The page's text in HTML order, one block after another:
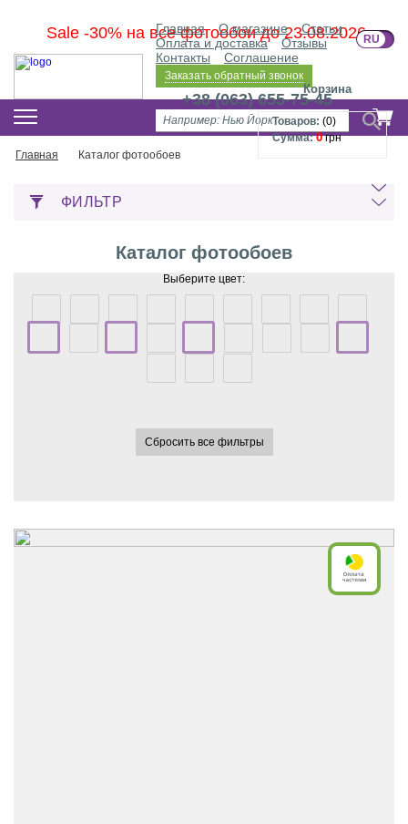
Sale -30% на все фотообои до 23.08.2026
Главная О магазине
Статьи
Оплата и доставка
Отзывы
Контакты
Соглашение
RU UA
Заказать обратный звонок
+38 (063) 655-75-45
Корзина
Товаров: (0)
Сумма: 0грн
Главная
Каталог фотообоев
ФИЛЬТР
Каталог фотообоев
Выберите цвет:
Сбросить все фильтры